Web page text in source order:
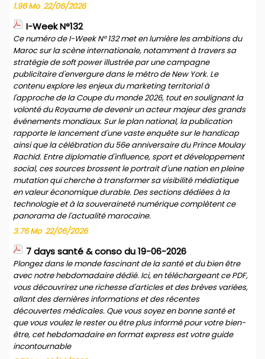
1.96 Mo 22/06/2026
I-Week N°132
Ce numéro de I-Week N° 132 met en lumière les ambitions du
Maroc sur la scène internationale, notamment à travers sa
stratégie de soft power illustrée par une campagne
publicitaire d'envergure dans le métro de New York. Le
contenu explore les enjeux du marketing territorial à
l'approche de la Coupe du monde 2026, tout en soulignant la
volonté du Royaume de devenir un acteur majeur des grands
événements mondiaux. Sur le plan national, la publication
rapporte le lancement d'une vaste enquête sur le handicap
ainsi que la célébration du 56e anniversaire du Prince Moulay
Rachid. Entre diplomatie d'influence, sport et développement
social, ces sources brossent le portrait d'une nation en pleine
mutation qui cherche à transformer sa visibilité médiatique
en valeur économique durable. Des sections dédiées à la
technologie et à la souveraineté numérique complètent ce
panorama de l'actualité marocaine.
3.76 Mo 22/06/2026
7 days santé & conso du 19-06-2026
Plongez dans le monde fascinant de la santé et du bien être
avec notre hebdomadaire dédié. Ici, en téléchargeant ce PDF,
vous découvrirez une richesse d'articles et des brèves variées,
allant des dernières informations et des récentes
découvertes médicales. Que vous soyez en bonne santé et
que vous voulez le rester ou être plus informé pour votre bien-
être, cet hebdomadaire en format express est votre guide
incontournable